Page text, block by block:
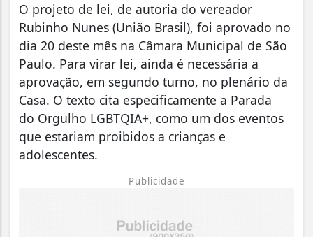
O projeto de lei, de autoria do vereador
Rubinho Nunes (União Brasil), foi aprovado no
dia 20 deste mês na Câmara Municipal de São
Paulo. Para virar lei, ainda é necessária a
aprovação, em segundo turno, no plenário da
Casa. O texto cita especificamente a Parada
do Orgulho LGBTQIA+, como um dos eventos
que estariam proibidos a crianças e
adolescentes.
Publicidade